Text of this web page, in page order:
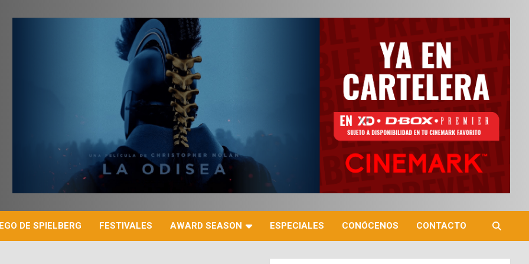
DE SPIELBERG FESTIVALES AWARD SEASON ESPECIALES CONÓCENOS CONTACTO